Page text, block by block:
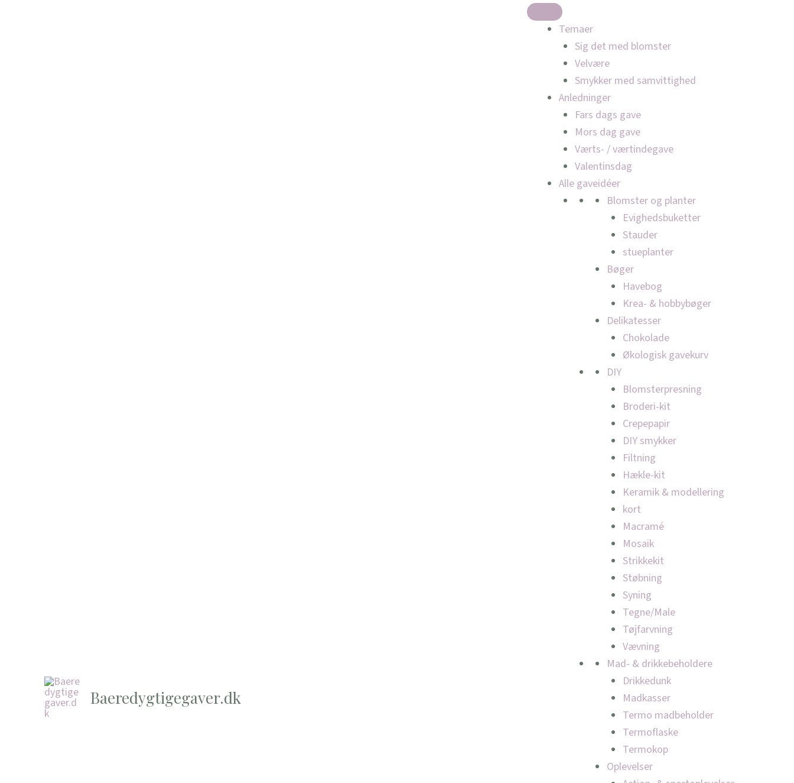
Baeredygtigegaver.dk
Temaer
Sig det med blomster
Velvære
Smykker med samvittighed
Anledninger
Fars dags gave
Mors dag gave
Værts- / værtindegave
Valentinsdag
Alle gaveidéer
Blomster og planter
Evighedsbuketter
Stauder
stueplanter
Bøger
Havebog
Krea- & hobbybøger
Delikatesser
Chokolade
Økologisk gavekurv
DIY
Blomsterpresning
Broderi-kit
Crepepapir
DIY smykker
Filtning
Hækle-kit
Keramik & modellering
kort
Macramé
Mosaik
Strikkekit
Støbning
Syning
Tegne/Male
Tøjfarvning
Vævning
Mad- & drikkebeholdere
Drikkedunk
Madkasser
Termo madbeholder
Termoflaske
Termokop
Oplevelser